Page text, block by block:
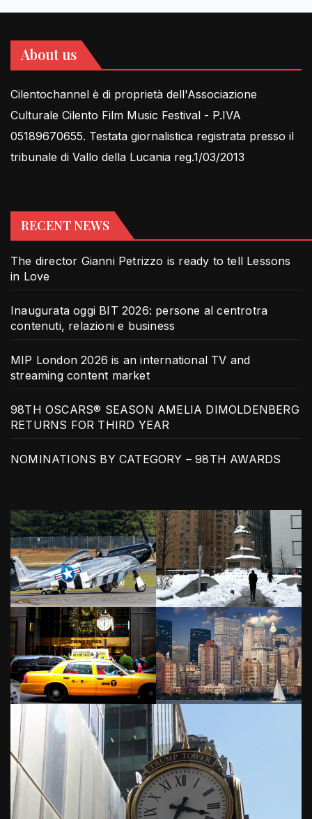
About us
Cilentochannel è di proprietà dell'Associazione
Culturale Cilento Film Music Festival - P.IVA
05189670655. Testata giornalistica registrata presso il
tribunale di Vallo della Lucania reg.1/03/2013
RECENT NEWS
The director Gianni Petrizzo is ready to tell Lessons
in Love
Inaugurata oggi BIT 2026: persone al centrotra
contenuti, relazioni e business
MIP London 2026 is an international TV and
streaming content market
98TH OSCARS® SEASON AMELIA DIMOLDENBERG
RETURNS FOR THIRD YEAR
NOMINATIONS BY CATEGORY – 98TH AWARDS